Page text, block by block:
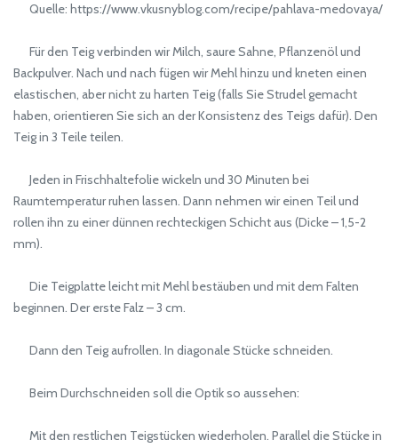
Quelle: https://www.vkusnyblog.com/recipe/pahlava-medovaya/
Für den Teig verbinden wir Milch, saure Sahne, Pflanzenöl und
Backpulver. Nach und nach fügen wir Mehl hinzu und kneten einen
elastischen, aber nicht zu harten Teig (falls Sie Strudel gemacht
haben, orientieren Sie sich an der Konsistenz des Teigs dafür). Den
Teig in 3 Teile teilen.
Jeden in Frischhaltefolie wickeln und 30 Minuten bei
Raumtemperatur ruhen lassen. Dann nehmen wir einen Teil und
rollen ihn zu einer dünnen rechteckigen Schicht aus (Dicke – 1,5-2
mm).
Die Teigplatte leicht mit Mehl bestäuben und mit dem Falten
beginnen. Der erste Falz – 3 cm.
Dann den Teig aufrollen. In diagonale Stücke schneiden.
Beim Durchschneiden soll die Optik so aussehen:
Mit den restlichen Teigstücken wiederholen. Parallel die Stücke in